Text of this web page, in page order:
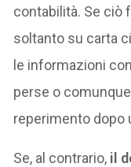
contabilità. Se ciò
soltanto su carta
le informazioni
perse o
reperimento dopo
Se, al contrario, il